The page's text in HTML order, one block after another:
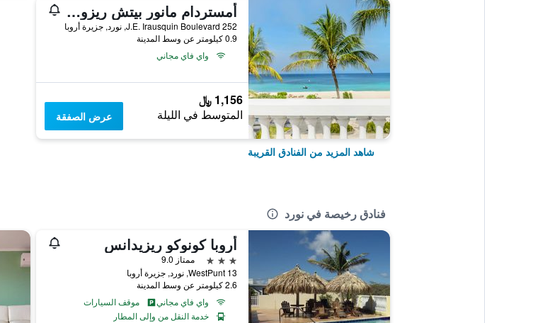
أمستردام مانور بيتش ريزورت
J.E. Irausquin Boulevard 252, نورد, جزيرة أروبا
0.9 كيلومتر عن وسط المدينة
واي فاي مجاني
1,156 ﷼
المتوسط في الليلة عرض الصفقة
شاهد المزيد من الفنادق القريبة
فنادق رخيصة في نورد
أروبا كونوكو ريزيدانس
3 نجوم
ممتاز 9.0
WestPunt 13, نورد, جزيرة أروبا
2.6 كيلومتر عن وسط المدينة
واي فاي مجاني
موقف السيارات
خدمة النقل من وإلى المطار